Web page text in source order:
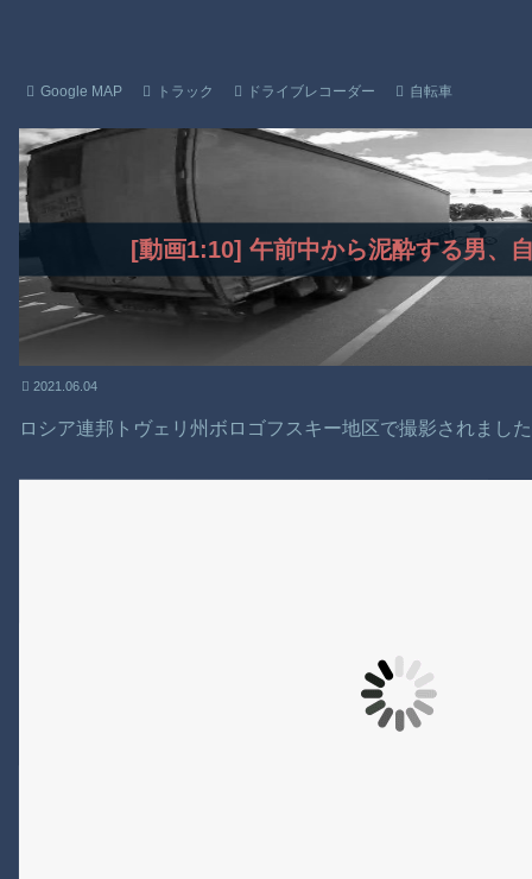
Google MAP トラック ドライブレコーダー 自転車
[動画1:10] 午前中から泥酔する男、
2021.06.04
ロシア連邦トヴェリ州ボロゴフスキー地区で撮影されまし